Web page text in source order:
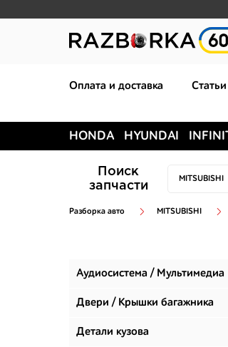
Оплата и доставка Статьи
HONDA HYUNDAI
Поиск
запчасти
Разборка авто MITSUBISHI
Аудиосистема / Мультимедиа
Двери / Крышки багажника
Детали кузова